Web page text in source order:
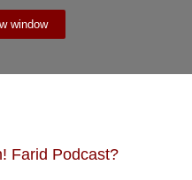
window
Farid Podcast?